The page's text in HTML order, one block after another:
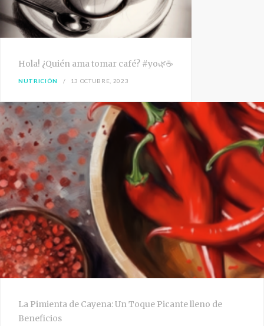
Hola! ¿Quién ama tomar café? #yo🌿☕
NUTRICIÓN 13 OCTUBRE, 2023
La Pimienta de Cayena: Un Toque Picante lleno de
Beneficios